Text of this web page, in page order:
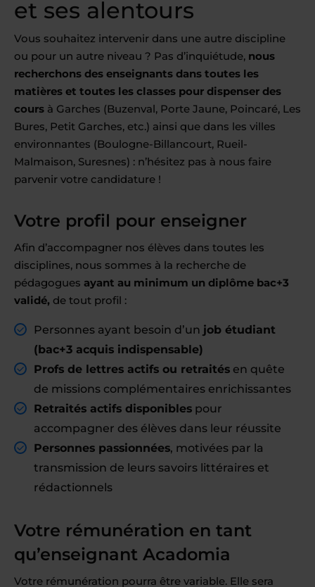
et ses alentours
Vous souhaitez intervenir dans une autre discipline
ou pour un autre niveau ? Pas d’inquiétude, nous
recherchons des enseignants dans toutes les
matières et toutes les classes pour dispenser des
cours à Garches (Buzenval, Porte Jaune, Poincaré, Les
Bures, Petit Garches, etc.) ainsi que dans les villes
environnantes (Boulogne-Billancourt, Rueil-
Malmaison, Suresnes) : n’hésitez pas à nous faire
parvenir votre candidature !
Votre profil pour enseigner
Afin d’accompagner nos élèves dans toutes les
disciplines, nous sommes à la recherche de
pédagogues ayant au minimum un diplôme bac+3
validé, de tout profil :
Personnes ayant besoin d’un job étudiant
(bac+3 acquis indispensable)
Profs de lettres actifs ou retraités en quête
de missions complémentaires enrichissantes
Retraités actifs disponibles pour
accompagner des élèves dans leur réussite
Personnes passionnées, motivées par la
transmission de leurs savoirs littéraires et
rédactionnels
Votre rémunération en tant
qu’enseignant Acadomia
Votre rémunération pourra être variable. Elle sera